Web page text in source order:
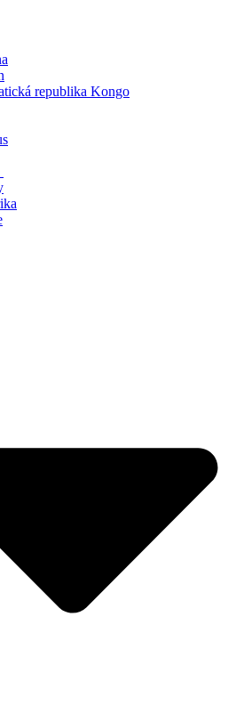
republika Kongo